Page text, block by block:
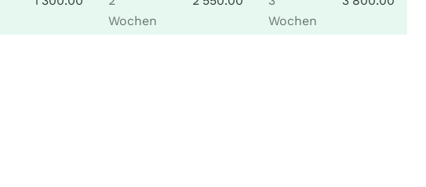
Wochen
Wochen